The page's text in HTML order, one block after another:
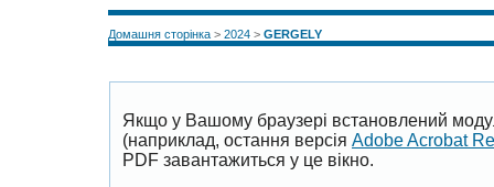
Домашня сторінка > 2024 > GERGELY
Якщо у Вашому браузері встановлений
(наприклад, остання версія Adobe Acrobat
PDF завантажиться у це вікно.